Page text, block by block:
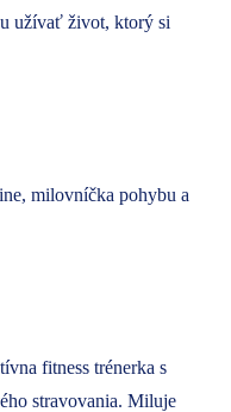
užívať život, ktorý si
milovníčka pohybu a
fitness trénerka s
stravovania. Miluje